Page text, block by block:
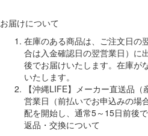
お届けについて
在庫のある商品は、ご注文日の
合は入金確認日の翌営業日）に
後でお届けいたします。在庫が
いたします。
【沖縄LIFE】メーカー直送品
営業日（前払いでお申込みの場
配を開始し、通常5～15日前後で
返品・交換について